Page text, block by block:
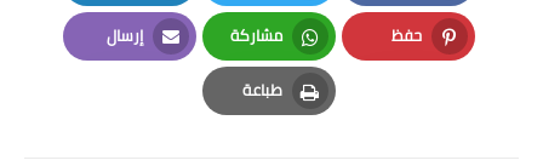
Facebook
Twitter
LinkedIn
حفظ
Pinterest
مشاركة
Whatsapp
إرسال
Email
طباعة
Print